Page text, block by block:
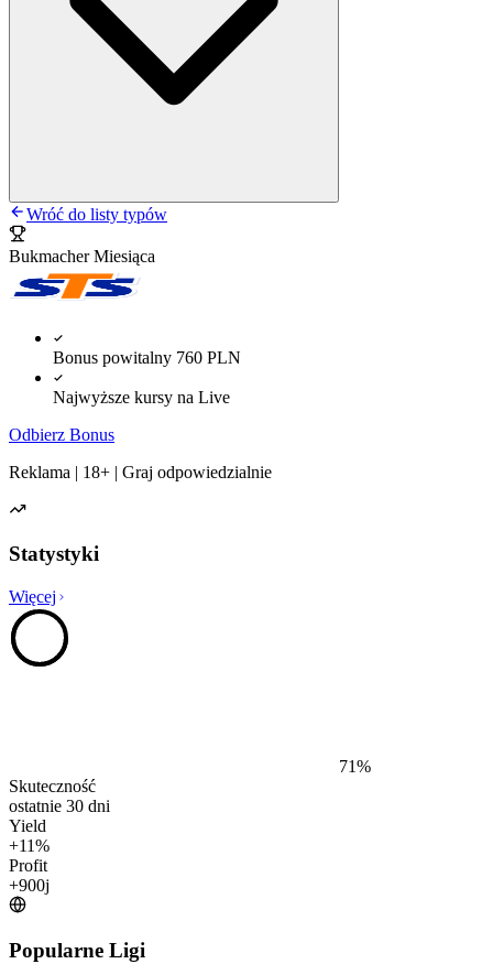
Wróć do listy typów
Bukmacher Miesiąca
Bonus powitalny 760 PLN
Najwyższe kursy na Live
Odbierz Bonus
Reklama | 18+ | Graj odpowiedzialnie
Statystyki
Więcej
71%
Skuteczność
ostatnie 30 dni
Yield
+11%
Profit
+900j
Popularne Ligi